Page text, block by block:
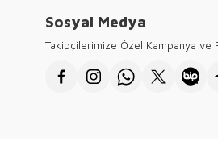
● Kazee
toptan
için
Sosyal Medya
Takipçilerimize Özel Kampanya ve